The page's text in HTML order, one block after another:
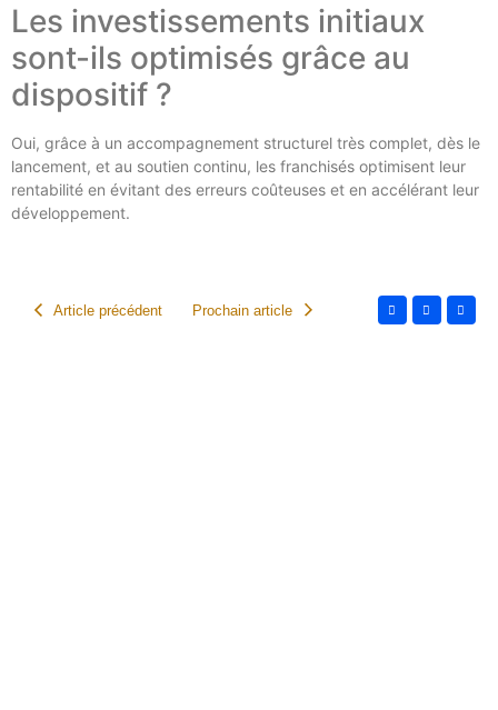
Les investissements initiaux
sont-ils optimisés grâce au
dispositif ?
Oui, grâce à un accompagnement structurel très complet, dès le
lancement, et au soutien continu, les franchisés optimisent leur
rentabilité en évitant des erreurs coûteuses et en accélérant leur
développement.
Article précédent Prochain article